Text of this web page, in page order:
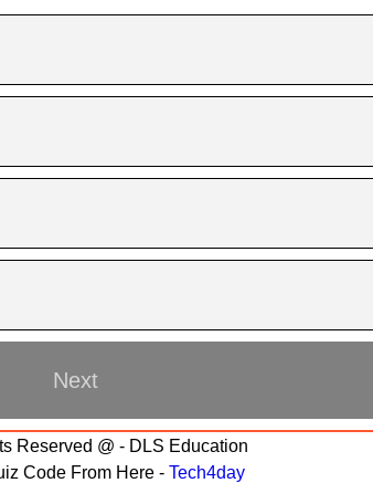
Reserved @ - DLS Education
Code From Here - Tech4day